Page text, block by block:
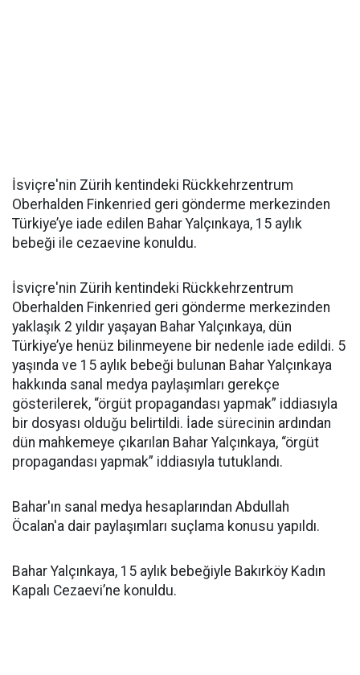
İsviçre'nin Zürih kentindeki Rückkehrzentrum
Oberhalden Finkenried geri gönderme merkezinden
Türkiye’ye iade edilen Bahar Yalçınkaya, 15 aylık
bebeği ile cezaevine konuldu.
İsviçre'nin Zürih kentindeki Rückkehrzentrum
Oberhalden Finkenried geri gönderme merkezinden
yaklaşık 2 yıldır yaşayan Bahar Yalçınkaya, dün
Türkiye’ye henüz bilinmeyene bir nedenle iade edildi. 5
yaşında ve 15 aylık bebeği bulunan Bahar Yalçınkaya
hakkında sanal medya paylaşımları gerekçe
gösterilerek, “örgüt propagandası yapmak” iddiasıyla
bir dosyası olduğu belirtildi. İade sürecinin ardından
dün mahkemeye çıkarılan Bahar Yalçınkaya, “örgüt
propagandası yapmak” iddiasıyla tutuklandı.
Bahar'ın sanal medya hesaplarından Abdullah
Öcalan'a dair paylaşımları suçlama konusu yapıldı.
Bahar Yalçınkaya, 15 aylık bebeğiyle Bakırköy Kadın
Kapalı Cezaevi’ne konuldu.